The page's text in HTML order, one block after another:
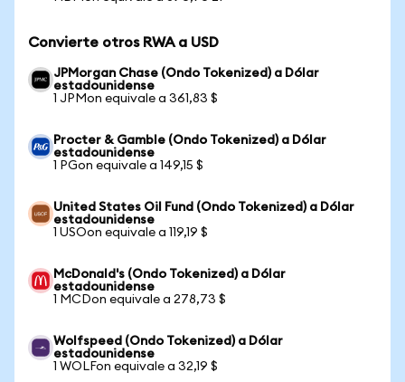
Convierte otros RWA a USD
JPMorgan Chase (Ondo Tokenized) a Dólar
estadounidense
1 JPMon equivale a 361,83 $
Procter & Gamble (Ondo Tokenized) a Dólar
estadounidense
1 PGon equivale a 149,15 $
United States Oil Fund (Ondo Tokenized) a Dólar
estadounidense
1 USOon equivale a 119,19 $
McDonald's (Ondo Tokenized) a Dólar
estadounidense
1 MCDon equivale a 278,73 $
Wolfspeed (Ondo Tokenized) a Dólar
estadounidense
1 WOLFon equivale a 32,19 $